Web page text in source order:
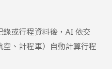
或行程資料後，AI 依交
、計程車）自動計算行程